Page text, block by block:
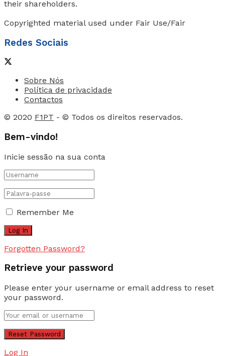
their shareholders.
Copyrighted material used under Fair Use/Fair
Redes Sociais
Sobre Nós
Política de privacidade
Contactos
© 2020 F1PT - © Todos os direitos reservados.
Bem-vindo!
Inicie sessão na sua conta
Remember Me
Forgotten Password?
Retrieve your password
Please enter your username or email address to reset
your password.
Log In